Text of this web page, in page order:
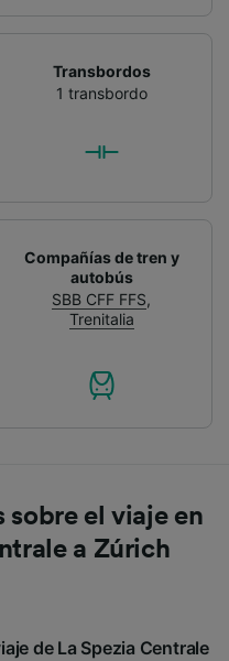
Transbordos
1 transbordo
Compañías de tren y
autobús
SBB CFF FFS,
Trenitalia
sobre el viaje en
a Zúrich
de La Spezia Centrale